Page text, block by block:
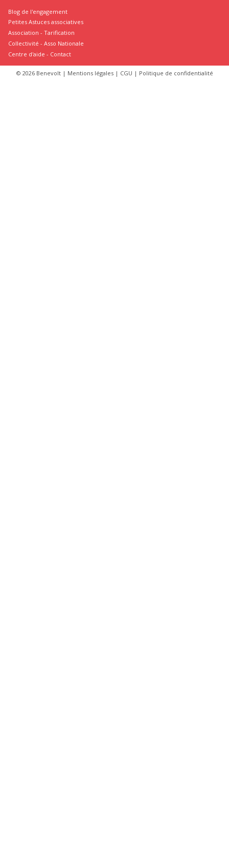
Blog de l'engagement
Petites Astuces associatives
Association - Tarification
Collectivité - Asso Nationale
Centre d'aide - Contact
© 2026 Benevolt | Mentions légales| CGU | Politique de confidentialité